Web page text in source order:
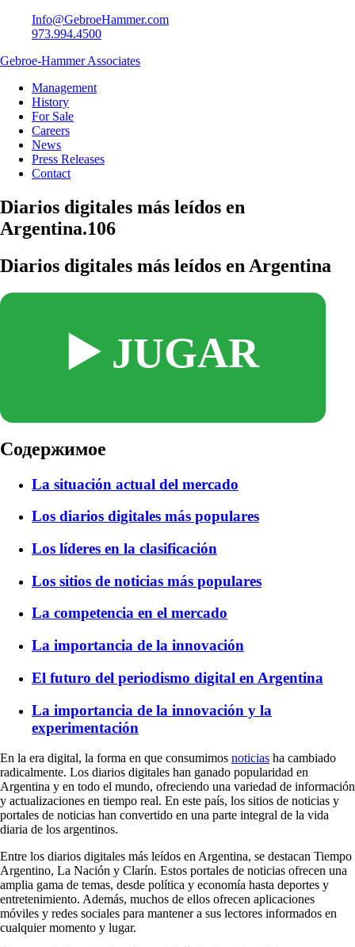
Info@GebroeHammer.com
973.994.4500
Gebroe-Hammer Associates
Management
History
For Sale
Careers
News
Press Releases
Contact
Diarios digitales más leídos en
Argentina.106
Diarios digitales más leídos en Argentina
▶️ JUGAR
Содержимое
La situación actual del mercado
Los diarios digitales más populares
Los líderes en la clasificación
Los sitios de noticias más populares
La competencia en el mercado
La importancia de la innovación
El futuro del periodismo digital en Argentina
La importancia de la innovación y la
experimentación
En la era digital, la forma en que consumimos noticias ha cambiado
radicalmente. Los diarios digitales han ganado popularidad en
Argentina y en todo el mundo, ofreciendo una variedad de información
y actualizaciones en tiempo real. En este país, los sitios de noticias y
portales de noticias han convertido en una parte integral de la vida
diaria de los argentinos.
Entre los diarios digitales más leídos en Argentina, se destacan Tiempo
Argentino, La Nación y Clarín. Estos portales de noticias ofrecen una
amplia gama de temas, desde política y economía hasta deportes y
entretenimiento. Además, muchos de ellos ofrecen aplicaciones
móviles y redes sociales para mantener a sus lectores informados en
cualquier momento y lugar.